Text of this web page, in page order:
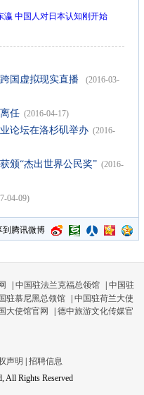
瀛 中国人对日本认知刚开始
国虚拟现实直播
(2016-03-
任 (2016-04-17)
论坛在洛杉矶举办 (2016-
颁“杰出世界公民奖” (2016-
04-09)
中国驻法兰克福总领馆
中国驻
驻慕尼黑总领馆
中国驻荷兰大使
大使馆官网
德中旅游文化传媒官
声明
招聘信息
All Rights Reserved